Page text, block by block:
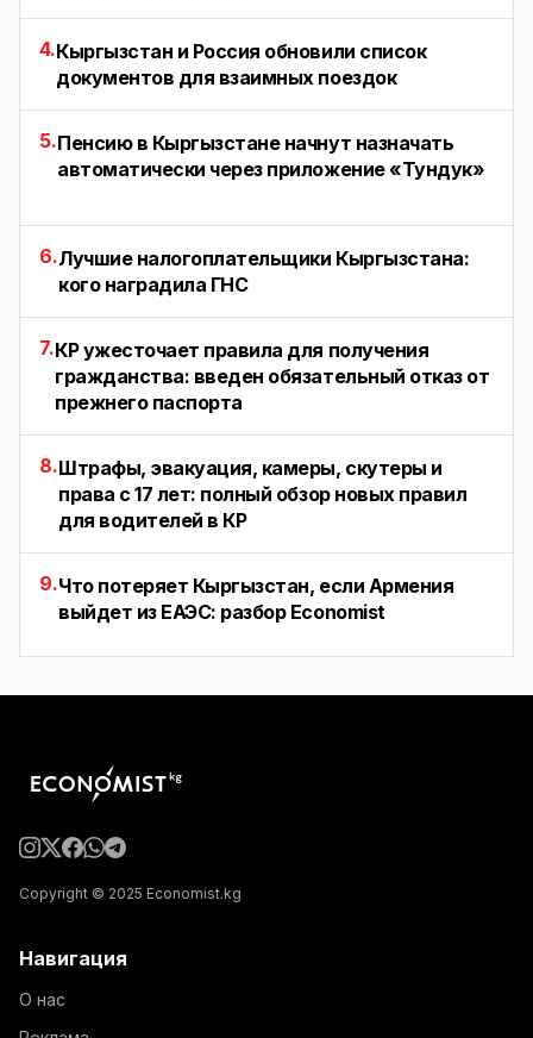
4.Кыргызстан и Россия обновили список
документов для взаимных поездок
5.Пенсию в Кыргызстане начнут назначать
автоматически через приложение «Тундук»
6.Лучшие налогоплательщики Кыргызстана:
кого наградила ГНС
7.КР ужесточает правила для получения
гражданства: введен обязательный отказ от
прежнего паспорта
8.Штрафы, эвакуация, камеры, скутеры и
права с 17 лет: полный обзор новых правил
для водителей в КР
9.Что потеряет Кыргызстан, если Армения
выйдет из ЕАЭС: разбор Economist
Copyright © 2025 Economist.kg
Навигация
О нас